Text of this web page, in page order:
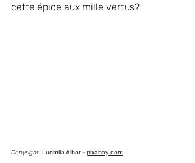
cette épice aux mille vertus?
Copyright: Ludmila Albor - pixabay.com